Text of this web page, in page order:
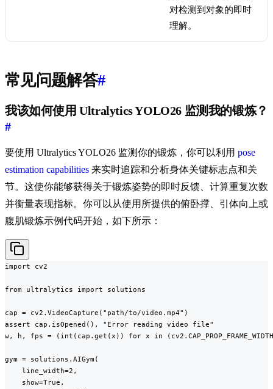
对检测到对象的即时
理解。
常见问题解答#
我该如何使用 Ultralytics YOLO26 监测我的锻炼？
#
要使用 Ultralytics YOLO26 监测你的锻炼，你可以利用 pose
estimation capabilities 来实时追踪和分析身体关键标志点和关
节。这使你能够获得关于锻炼姿势的即时反馈、计算重复次数
并衡量表现指标。你可以从使用所提供的俯卧撑、引体向上或
腹肌锻炼示例代码开始，如下所示：
import cv2
from ultralytics import solutions
cap = cv2.VideoCapture("path/to/video.mp4")
assert cap.isOpened(), "Error reading video file"
w, h, fps = (int(cap.get(x)) for x in (cv2.CAP_PROP_FRAME_WIDTH,
gym = solutions.AIGym(
    line_width=2,
    show=True,